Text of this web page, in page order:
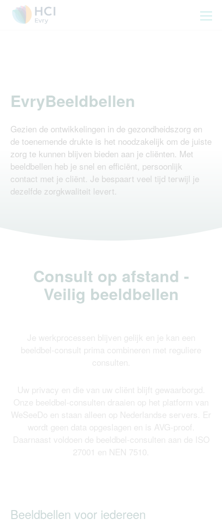
EvryBeeldbellen
Gezien de ontwikkelingen in de gezondheidszorg en
de toenemende drukte is het noodzakelijk om de juiste
zorg te kunnen blijven bieden aan je cliënten. Met
beeldbellen heb je snel en efficiënt, persoonlijk
contact met je cliënt. Je bespaart veel tijd terwijl je
dezelfde zorgkwaliteit levert.
Consult op afstand -
Veilig beeldbellen
Je werkprocessen blijven gelijk en je kan een
beeldbel-consult prima combineren met reguliere
consulten.
Uw privacy en die van uw cliënt blijft gewaarborgd.
Onze beeldbel-consulten draaien op het platform van
WeSeeDo en staan alleen op Nederlandse servers. Er
wordt geen data opgeslagen en is AVG-proof.
Daarnaast voldoen de beeldbel-consulten aan de ISO
27001 en NEN 7510.
Beeldbellen voor iedereen